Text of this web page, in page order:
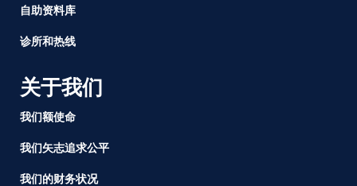
自助资料库
诊所和热线
关于我们
我们额使命
我们矢志追求公平
我们的财务状况